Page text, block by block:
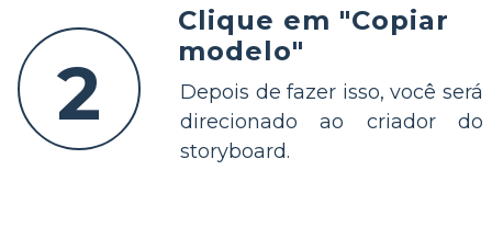
2
Clique em "Copiar
modelo"
Depois de fazer isso, você será
direcionado ao criador do
storyboard.